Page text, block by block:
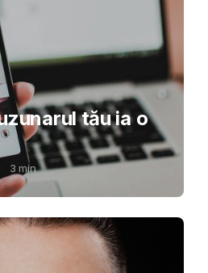
tău ia o
3 min